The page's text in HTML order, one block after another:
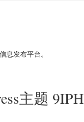
息发布平台。
主题